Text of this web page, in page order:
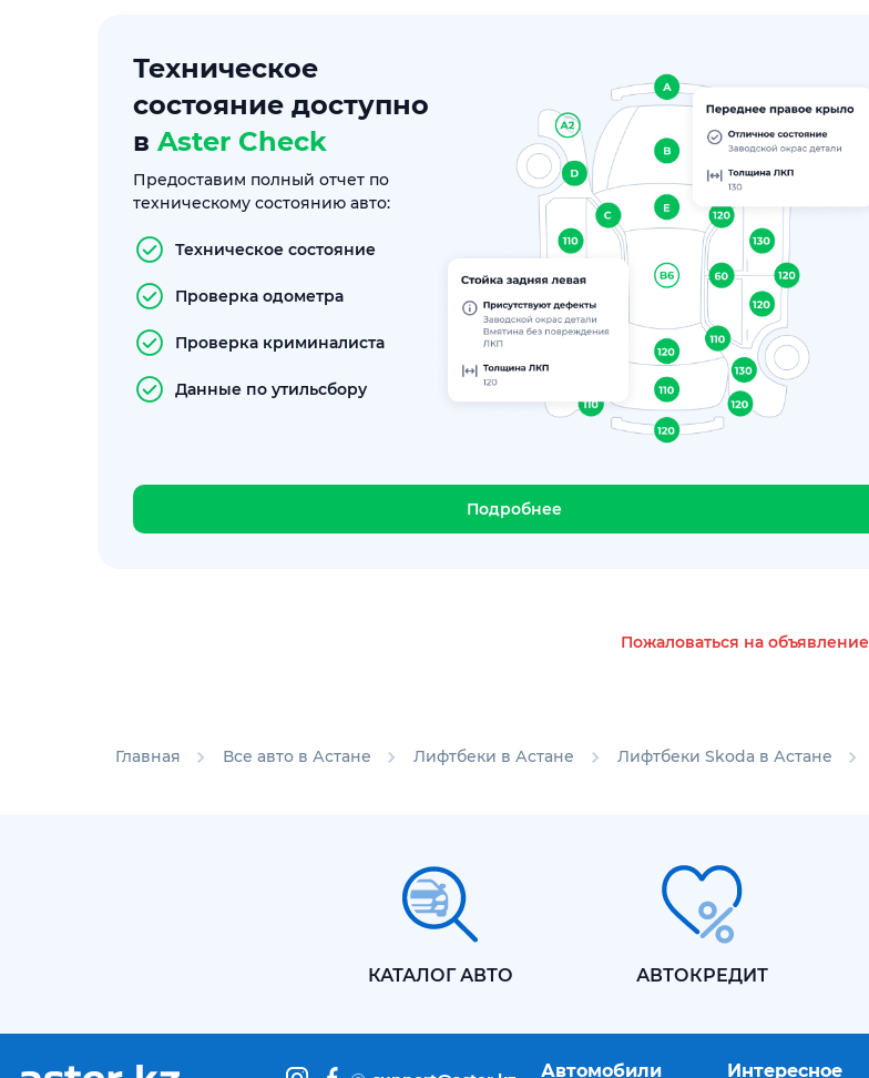
Техническое
состояние доступно
в Aster Check
Предоставим полный отчет по
техническому состоянию авто:
Техническое состояние
Проверка одометра
Проверка криминалиста
Данные по утильсбору
Подробнее
Пожаловаться на объявление
Главная Все авто в Астане Лифтбеки в Астане Лифтбеки Skoda в Астане
КАТАЛОГ АВТО АВТОКРЕДИТ
Автомобили Интересное